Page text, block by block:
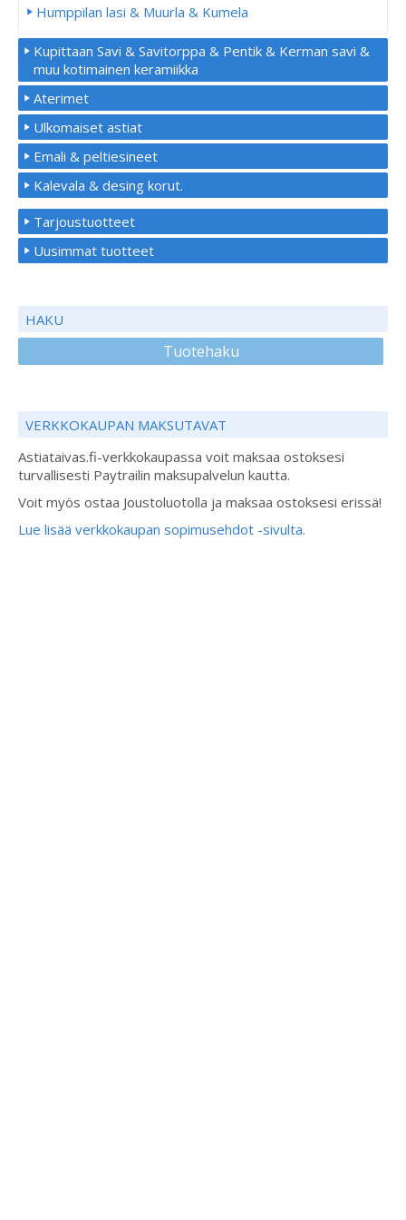
Humppilan lasi & Muurla & Kumela
Kupittaan Savi & Savitorppa & Pentik & Kerman savi &
muu kotimainen keramiikka
Aterimet
Ulkomaiset astiat
Emali & peltiesineet
Kalevala & desing korut.
Tarjoustuotteet
Uusimmat tuotteet
HAKU
Tuotehaku
VERKKOKAUPAN MAKSUTAVAT
Astiataivas.fi-verkkokaupassa voit maksaa ostoksesi
turvallisesti Paytrailin maksupalvelun kautta.
Voit myös ostaa Joustoluotolla ja maksaa ostoksesi erissä!
Lue lisää verkkokaupan sopimusehdot -sivulta.